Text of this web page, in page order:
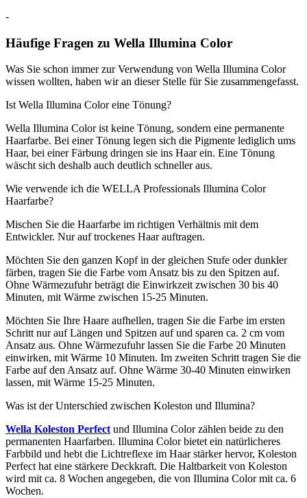
-
Häufige Fragen zu Wella Illumina Color
Was Sie schon immer zur Verwendung von Wella Illumina Color
wissen wollten, haben wir an dieser Stelle für Sie zusammengefasst.
Ist Wella Illumina Color eine Tönung?
Wella Illumina Color ist keine Tönung, sondern eine permanente
Haarfarbe. Bei einer Tönung legen sich die Pigmente lediglich ums
Haar, bei einer Färbung dringen sie ins Haar ein. Eine Tönung
wäscht sich deshalb auch deutlich schneller aus.
Wie verwende ich die WELLA Professionals Illumina Color
Haarfarbe?
Mischen Sie die Haarfarbe im richtigen Verhältnis mit dem
Entwickler. Nur auf trockenes Haar auftragen.
Möchten Sie den ganzen Kopf in der gleichen Stufe oder dunkler
färben, tragen Sie die Farbe vom Ansatz bis zu den Spitzen auf.
Ohne Wärmezufuhr beträgt die Einwirkzeit zwischen 30 bis 40
Minuten, mit Wärme zwischen 15-25 Minuten.
Möchten Sie Ihre Haare aufhellen, tragen Sie die Farbe im ersten
Schritt nur auf Längen und Spitzen auf und sparen ca. 2 cm vom
Ansatz aus. Ohne Wärmezufuhr lassen Sie die Farbe 20 Minuten
einwirken, mit Wärme 10 Minuten. Im zweiten Schritt tragen Sie die
Farbe auf den Ansatz auf. Ohne Wärme 30-40 Minuten einwirken
lassen, mit Wärme 15-25 Minuten.
Was ist der Unterschied zwischen Koleston und Illumina?
Wella Koleston Perfectund Illumina Color zählen beide zu den
permanenten Haarfarben. Illumina Color bietet ein natürlicheres
Farbbild und hebt die Lichtreflexe im Haar stärker hervor, Koleston
Perfect hat eine stärkere Deckkraft. Die Haltbarkeit von Koleston
wird mit ca. 8 Wochen angegeben, die von Illumina Color mit ca. 6
Wochen.